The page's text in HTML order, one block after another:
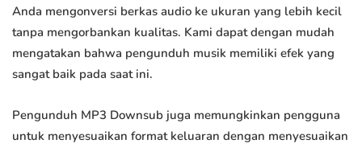
Anda mengonversi berkas audio ke ukuran yang lebih kecil
tanpa mengorbankan kualitas. Kami dapat dengan mudah
mengatakan bahwa pengunduh musik memiliki efek yang
sangat baik pada saat ini.
Pengunduh MP3 Downsub juga memungkinkan pengguna
untuk menyesuaikan format keluaran dengan menyesuaikan